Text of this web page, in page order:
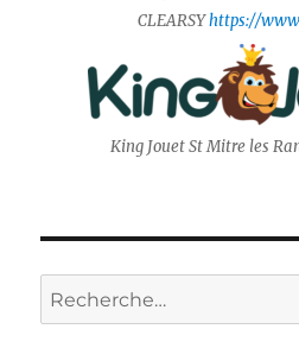
CLEARSYhttps://
King Jouet St Mitre les
Recherche
pour :